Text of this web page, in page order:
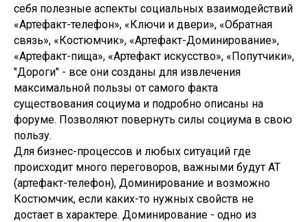
себя полезные аспекты социальных взаимодействий
«Артефакт-телефон», «Ключи и двери», «Обратная
связь», «Костюмчик», «Артефакт-Доминирование»,
«Артефакт-пища», «Артефакт искусство», «Попутчики»,
"Дороги" - все они созданы для извлечения
максимальной пользы от самого факта
существования социума и подробно описаны на
форуме. Позволяют повернуть силы социума в свою
пользу.
Для бизнес-процессов и любых ситуаций где
происходит много переговоров, важными будут АТ
(артефакт-телефон), Доминирование и возможно
Костюмчик, если каких-то нужных свойств не
достает в характере. Доминирование - одно из